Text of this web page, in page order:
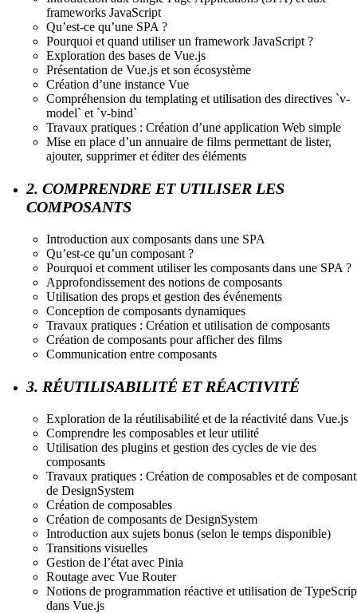
frameworks JavaScript
Qu’est-ce qu’une SPA ?
Pourquoi et quand utiliser un framework JavaScript ?
Exploration des bases de Vue.js
Présentation de Vue.js et son écosystème
Création d’une instance Vue
Compréhension du templating et utilisation des directives `v-
model` et `v-bind`
Travaux pratiques : Création d’une application Web simple
Mise en place d’un annuaire de films permettant de lister,
ajouter, supprimer et éditer des éléments
2. COMPRENDRE ET UTILISER LES
COMPOSANTS
Introduction aux composants dans une SPA
Qu’est-ce qu’un composant ?
Pourquoi et comment utiliser les composants dans une SPA ?
Approfondissement des notions de composants
Utilisation des props et gestion des événements
Conception de composants dynamiques
Travaux pratiques : Création et utilisation de composants
Création de composants pour afficher des films
Communication entre composants
3. RÉUTILISABILITÉ ET RÉACTIVITÉ
Exploration de la réutilisabilité et de la réactivité dans Vue.js
Comprendre les composables et leur utilité
Utilisation des plugins et gestion des cycles de vie des
composants
Travaux pratiques : Création de composables et de
de DesignSystem
Création de composables
Création de composants de DesignSystem
Introduction aux sujets bonus (selon le temps disponible)
Transitions visuelles
Gestion de l’état avec Pinia
Routage avec Vue Router
Notions de programmation réactive et utilisation de
dans Vue.js